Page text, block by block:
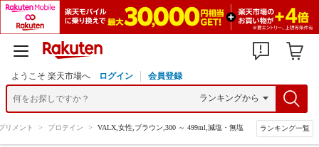
ようこそ 楽天市場へ ログイン 会員登録
リメント > プロテイン > VALX,女性,ブラウン,300 ～ 499ml,減塩・無塩 ランキング一覧